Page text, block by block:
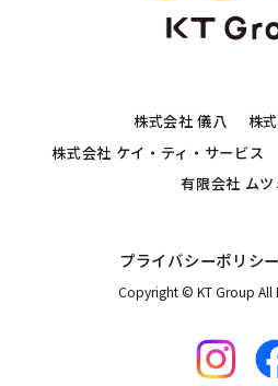
株式会社 儀八
株
株式会社 ケイ・ティ・サービス
有限会社 ム
Copyright © KT Group All
プライバシーポリシー